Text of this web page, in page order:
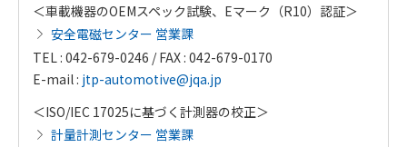
＜車載機器のOEMスペック試験、Eマーク（R10）認証＞
安全電磁センター 営業課
TEL : 042-679-0246 / FAX : 042-679-0170
E-mail : jtp-automotive@jqa.jp
＜ISO/IEC 17025に基づく計測器の校正＞
計量計測センター 営業課